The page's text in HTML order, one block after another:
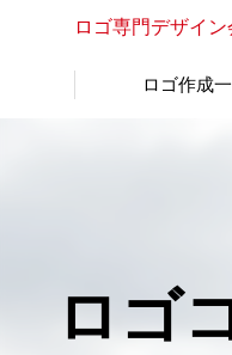
ロゴ専門デザイン
ロゴ作成
ロゴ